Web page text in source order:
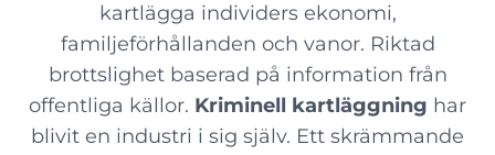
kartlägga individers ekonomi,
familjeförhållanden och vanor. Riktad
brottslighet baserad på information från
offentliga källor. Kriminell kartläggning har
blivit en industri i sig själv. Ett skrämmande